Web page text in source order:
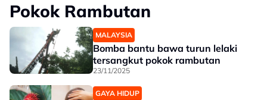
Pokok Rambutan
MALAYSIA
Bomba bantu bawa turun lelaki
tersangkut pokok rambutan
23/11/2025
GAYA HIDUP